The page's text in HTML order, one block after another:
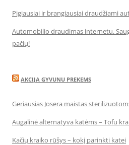
Pigiausiai ir brangiausiai draudžiami
Automobilio draudimas internetu.
pačių!
AKCIJA GYVUNU PREKEMS
Geriausias Josera maistas
Augalinė alternatyva katėms – Tofu
Kačių kraiko rūšys – kokį parinkti katei